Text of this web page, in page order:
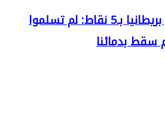
الصدر يرد على سفير بريطانيا بـ5 نقاط: لم تسلموا
سقط بدمائنا